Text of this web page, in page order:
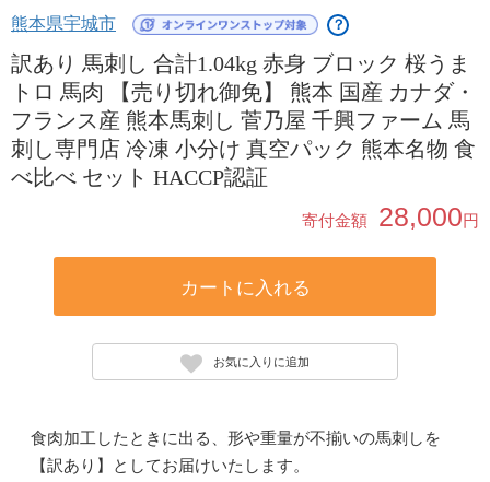
熊本県宇城市 ？
訳あり 馬刺し 合計1.04kg 赤身 ブロック 桜うま
トロ 馬肉 【売り切れ御免】 熊本 国産 カナダ・
フランス産 熊本馬刺し 菅乃屋 千興ファーム 馬
刺し専門店 冷凍 小分け 真空パック 熊本名物 食
べ比べ セット HACCP認証
寄付金額 28,000円
カートに入れる
お気に入りに追加
食肉加工したときに出る、形や重量が不揃いの馬刺しを
【訳あり】としてお届けいたします。